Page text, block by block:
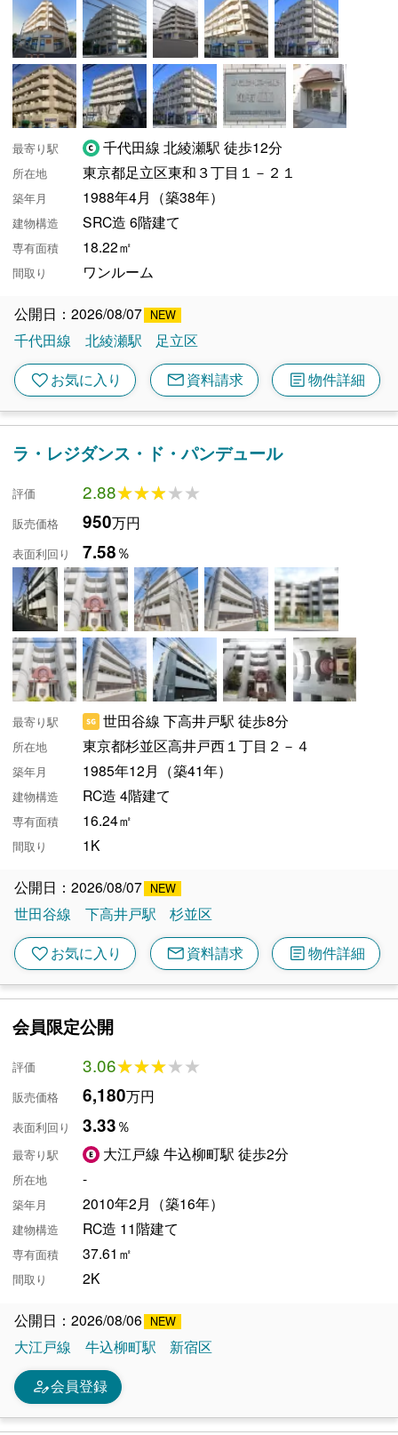
最寄り駅 千代田線 北綾瀬駅 徒歩12分
所在地 東京都足立区東和３丁目１－２１
築年月 1988年4月（築38年）
建物構造 SRC造 6階建て
専有面積 18.22㎡
間取り ワンルーム
公開日：2026/08/07
千代田線
北綾瀬駅 足立区
favoriteお気に入り mail資料請求 article物件詳細
ラ・レジダンス・ド・パンデュール
評価 2.88★★★★★
★★★★★
販売価格 950万円
表面利回り 7.58％
最寄り駅 世田谷線 下高井戸駅 徒歩8分
所在地 東京都杉並区高井戸西１丁目２－４
築年月 1985年12月（築41年）
建物構造 RC造 4階建て
専有面積 16.24㎡
間取り 1K
公開日：2026/08/07
世田谷線
下高井戸駅 杉並区
favoriteお気に入り mail資料請求 article物件詳細
会員限定公開
評価 3.06★★★★★
★★★★★
販売価格 6,180万円
表面利回り 3.33％
最寄り駅 大江戸線 牛込柳町駅 徒歩2分
所在地 -
築年月 2010年2月（築16年）
建物構造 RC造 11階建て
専有面積 37.61㎡
間取り 2K
公開日：2026/08/06
大江戸線
牛込柳町駅 新宿区
person_edit会員登録